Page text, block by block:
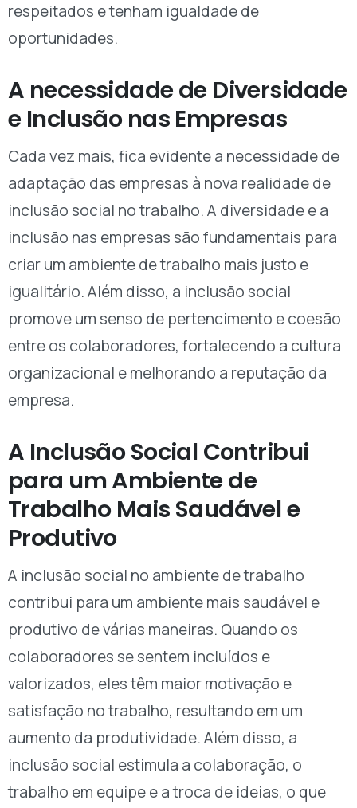
respeitados e tenham igualdade de
oportunidades.
A necessidade de Diversidade
e Inclusão nas Empresas
Cada vez mais, fica evidente a necessidade de
adaptação das empresas à nova realidade de
inclusão social no trabalho. A diversidade e a
inclusão nas empresas são fundamentais para
criar um ambiente de trabalho mais justo e
igualitário. Além disso, a inclusão social
promove um senso de pertencimento e coesão
entre os colaboradores, fortalecendo a cultura
organizacional e melhorando a reputação da
empresa.
A Inclusão Social Contribui
para um Ambiente de
Trabalho Mais Saudável e
Produtivo
A inclusão social no ambiente de trabalho
contribui para um ambiente mais saudável e
produtivo de várias maneiras. Quando os
colaboradores se sentem incluídos e
valorizados, eles têm maior motivação e
satisfação no trabalho, resultando em um
aumento da produtividade. Além disso, a
inclusão social estimula a colaboração, o
trabalho em equipe e a troca de ideias, o que